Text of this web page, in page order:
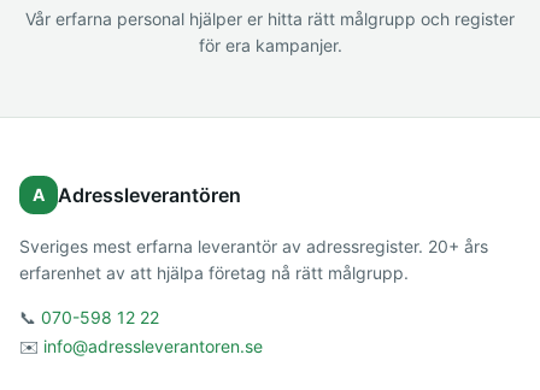
Vår erfarna personal hjälper er hitta rätt målgrupp och register
för era kampanjer.
A Adressleverantören
Sveriges mest erfarna leverantör av adressregister. 20+ års
erfarenhet av att hjälpa företag nå rätt målgrupp.
📞 070-598 12 22
✉️ info@adressleverantoren.se